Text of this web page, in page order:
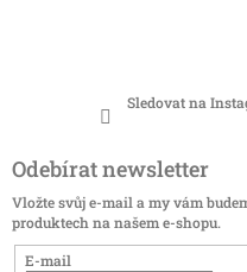
Sledovat na
Odebírat newsletter
Vložte svůj e-mail a my vám
produktech na našem e-shopu.
E-mail